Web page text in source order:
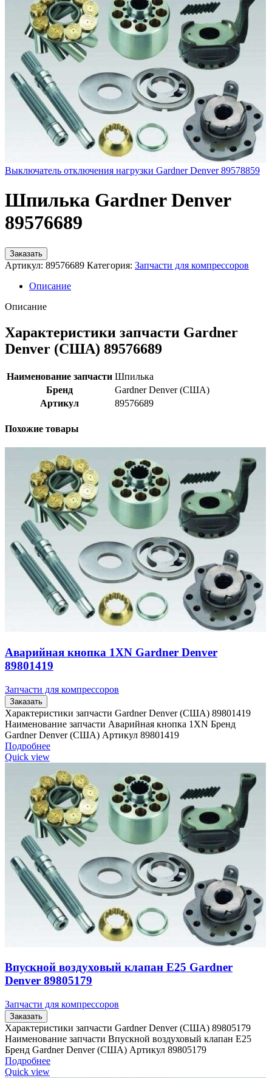
Выключатель отключения нагрузки Gardner Denver 89578859
Шпилька Gardner Denver
89576689
Заказать
Артикул: 89576689 Категория: Запчасти для компрессоров
Описание
Описание
Характеристики запчасти Gardner
Denver (США) 89576689
Наименование запчасти Шпилька
Бренд
Gardner Denver (США)
Артикул
89576689
Похожие товары
Аварийная кнопка 1XN Gardner Denver
89801419
Запчасти для компрессоров
Заказать
Характеристики запчасти Gardner Denver (США) 89801419
Наименование запчасти Аварийная кнопка 1XN Бренд
Gardner Denver (США) Артикул 89801419
Подробнее
Quick view
Впускной воздуховый клапан E25 Gardner
Denver 89805179
Запчасти для компрессоров
Заказать
Характеристики запчасти Gardner Denver (США) 89805179
Наименование запчасти Впускной воздуховый клапан E25
Бренд Gardner Denver (США) Артикул 89805179
Подробнее
Quick view